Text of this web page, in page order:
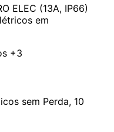
ELEC (13A, IP66)
em
+3
sem Perda, 10